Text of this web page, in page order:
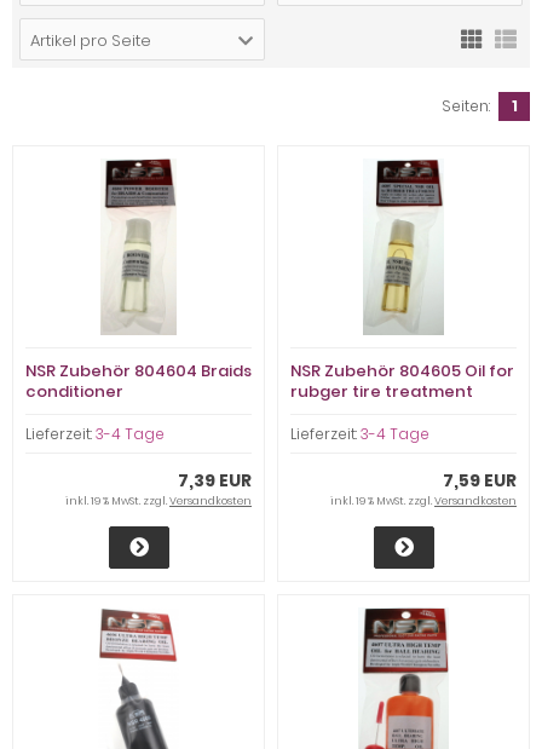
Artikel pro Seite
Seiten: 1
NSR Zubehör 804604 Braids
conditioner
Lieferzeit:3-4 Tage
7,39 EUR
inkl. 19 % MwSt. zzgl.Versandkosten
NSR Zubehör 804605 Oil for
rubger tire treatment
Lieferzeit:3-4 Tage
7,59 EUR
inkl. 19 % MwSt. zzgl.Versandkosten